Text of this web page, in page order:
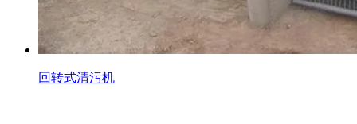
回转式清污机